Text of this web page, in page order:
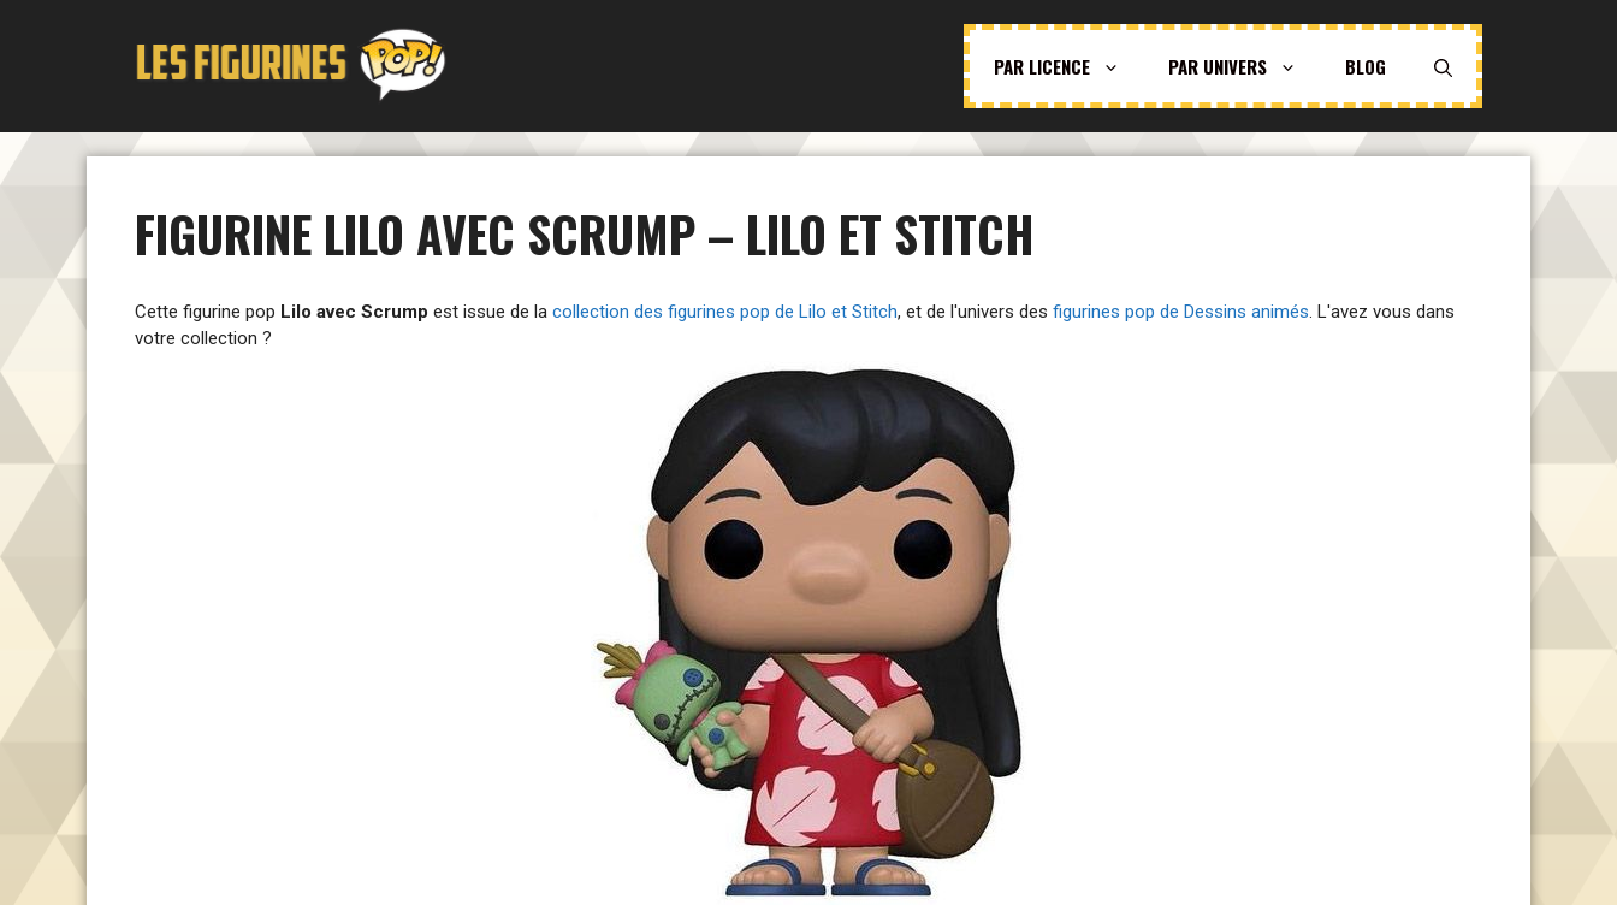
PAR LICENCE PAR UNIVERS BLOG
FIGURINE LILO AVEC SCRUMP – LILO ET STITCH
Cette figurine pop Lilo avec Scrump est issue de la collection des figurines pop de Lilo et Stitch, et de l'univers des figurines pop de Dessins animés. L'avez vous dans
votre collection ?